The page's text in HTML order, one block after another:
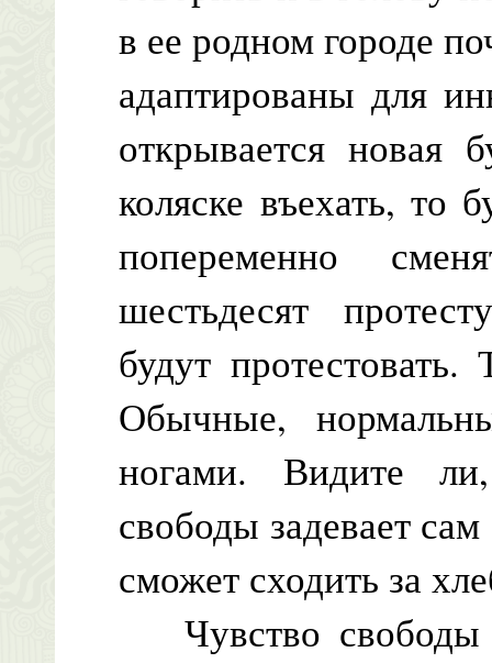
в ее родном городе
адаптированы для
открывается новая
коляске въехать, то
попеременно
шестьдесят
будут
Обычные,
ногами. Видите
свободы задевает
сможет сходить за
Чувство свободы